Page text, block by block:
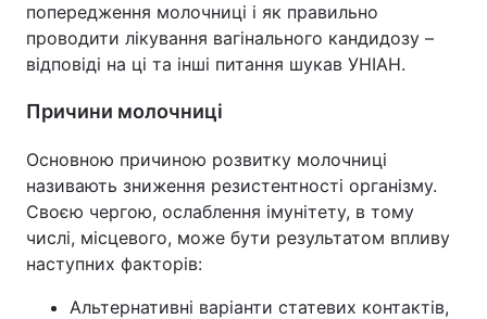
попередження молочниці і як правильно
проводити лікування вагінального кандидозу –
відповіді на ці та інші питання шукав УНІАН.
Причини молочниці
Основною причиною розвитку молочниці
називають зниження резистентності організму.
Своєю чергою, ослаблення імунітету, в тому
числі, місцевого, може бути результатом впливу
наступних факторів:
Альтернативні варіанти статевих контактів,